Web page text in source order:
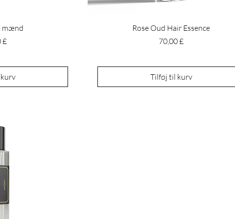
mænd
£
Rose Oud Hair Essence
Pris
70,00 £
Tilføj til kurv